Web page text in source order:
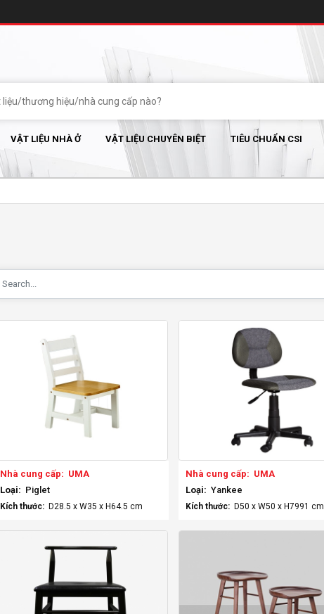
VẬT LIỆU NHÀ Ở VẬT LIỆU CHUYÊN BIỆT TIÊU CHUẨN CSI
Nhà cung cấp: UMA
Loại: Piglet
Kích thước: D28.5 x W35 x H64.5 cm
Nhà cung cấp: UMA
Loại: Yankee
Kích thước: D50 x W50 x H7991 cm